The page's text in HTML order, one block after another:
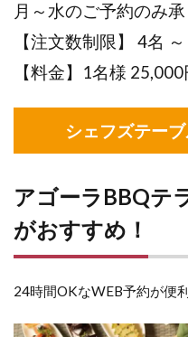
月～水のご予約のみ
【注文数制限】
4名
【料金】1名様
シェフズテー
アゴーラBBQテ
がおすすめ！
24時間OKなWEB予約が便